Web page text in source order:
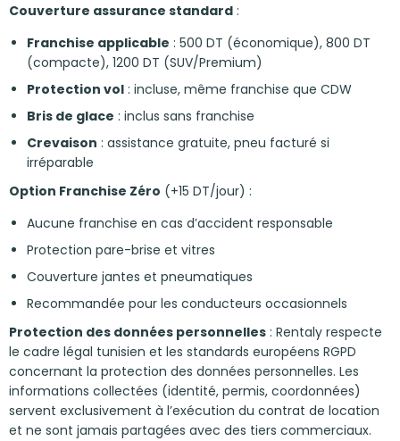
Couverture assurance standard :
Franchise applicable : 500 DT (économique), 800 DT
(compacte), 1200 DT (SUV/Premium)
Protection vol : incluse, même franchise que CDW
Bris de glace : inclus sans franchise
Crevaison : assistance gratuite, pneu facturé si
irréparable
Option Franchise Zéro (+15 DT/jour) :
Aucune franchise en cas d’accident responsable
Protection pare-brise et vitres
Couverture jantes et pneumatiques
Recommandée pour les conducteurs occasionnels
Protection des données personnelles : Rentaly respecte
le cadre légal tunisien et les standards européens RGPD
concernant la protection des données personnelles. Les
informations collectées (identité, permis, coordonnées)
servent exclusivement à l’exécution du contrat de location
et ne sont jamais partagées avec des tiers commerciaux.